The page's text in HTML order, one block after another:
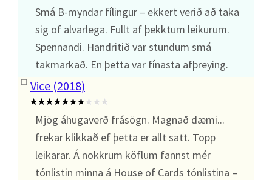
Smá B-myndar fílingur – ekkert verið að taka
sig of alvarlega. Fullt af þekktum leikurum.
Spennandi. Handritið var stundum smá
takmarkað. En þetta var fínasta afþreying.
Vice (2018)
Mjög áhugaverð frásögn. Magnað dæmi...
frekar klikkað ef þetta er allt satt. Topp
leikarar. Á nokkrum köflum fannst mér
tónlistin minna á House of Cards tónlistina –